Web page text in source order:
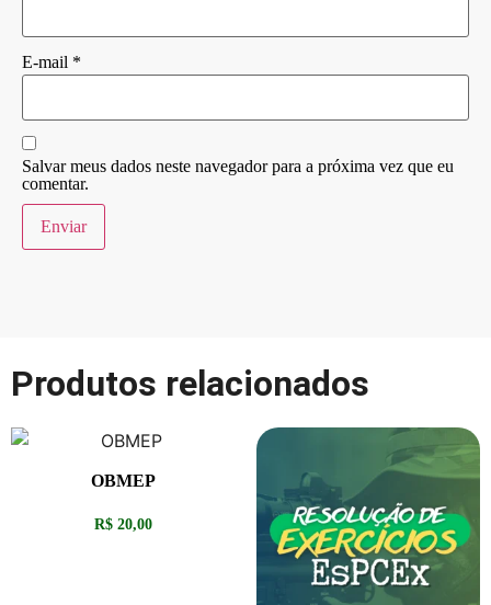
E-mail *
Salvar meus dados neste navegador para a próxima vez que eu
comentar.
Produtos relacionados
OBMEP
R$20,00